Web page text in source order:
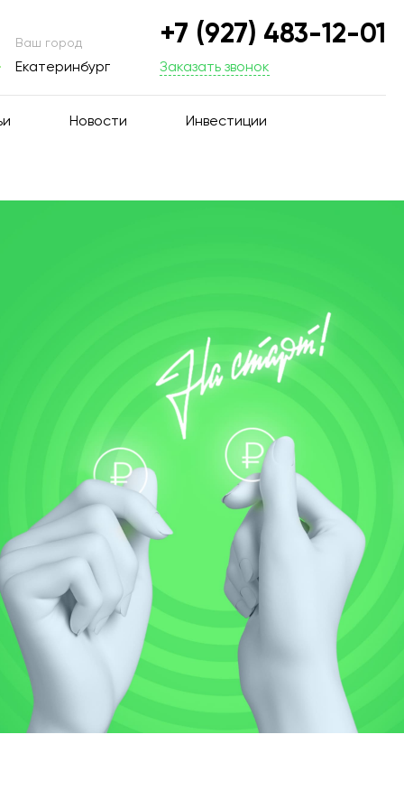
Ваш город
Екатеринбург
+7 (927) 483-12-01
Заказать звонок
Новости Инвестиции